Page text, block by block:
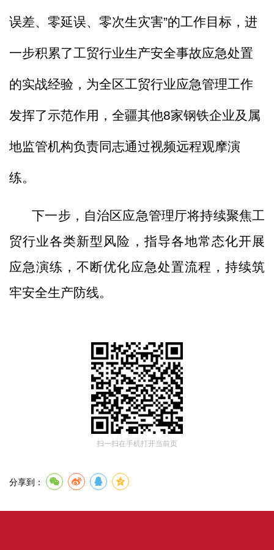
误差、零延误、零次生灾害”的工作目标 ，进
一步积累了工贸行业生产安全事故应急处置
的实战经验， 为全区工贸行业应急管理工作
发挥了示范作用 ， 全疆其他8家钢铁企业及属
地监管机构负责同志通过视频远程观摩演
练。
下一步，自治区应急管理厅将持续聚焦工
贸行业各类新型风险，指导各地常态化开展
应急演练，不断优化应急处置流程，持续筑
牢安全生产防线。
扫一扫在手机打开当前页
分享到：